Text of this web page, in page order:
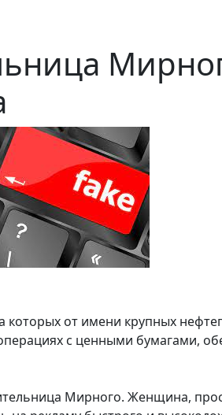
от имени крупных
с ценными бумагами,
Мирного. Женщина,